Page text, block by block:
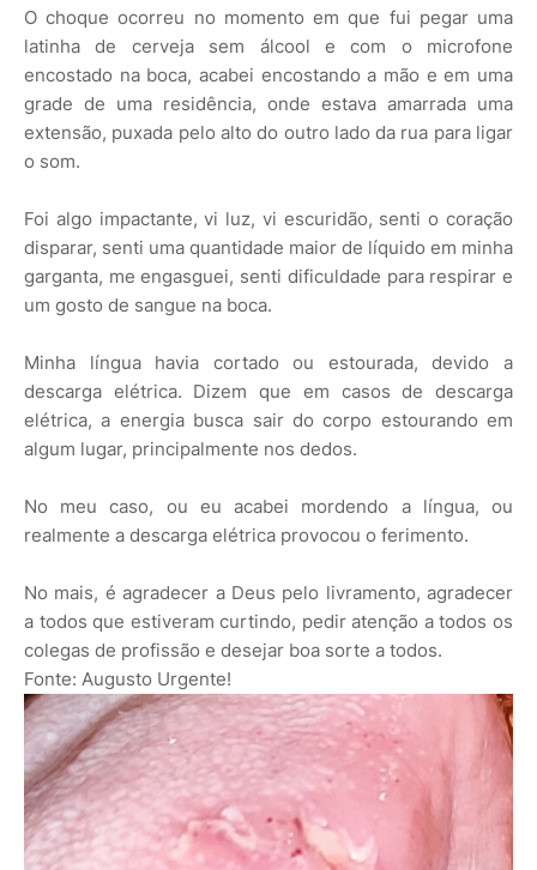
O choque ocorreu no momento em que fui pegar uma
latinha de cerveja sem álcool e com o microfone
encostado na boca, acabei encostando a mão e em uma
grade de uma residência, onde estava amarrada uma
extensão, puxada pelo alto do outro lado da rua para ligar
o som.
Foi algo impactante, vi luz, vi escuridão, senti o coração
disparar, senti uma quantidade maior de líquido em minha
garganta, me engasguei, senti dificuldade para respirar e
um gosto de sangue na boca.
Minha língua havia cortado ou estourada, devido a
descarga elétrica. Dizem que em casos de descarga
elétrica, a energia busca sair do corpo estourando em
algum lugar, principalmente nos dedos.
No meu caso, ou eu acabei mordendo a língua, ou
realmente a descarga elétrica provocou o ferimento.
No mais, é agradecer a Deus pelo livramento, agradecer
a todos que estiveram curtindo, pedir atenção a todos os
colegas de profissão e desejar boa sorte a todos.
Fonte: Augusto Urgente!